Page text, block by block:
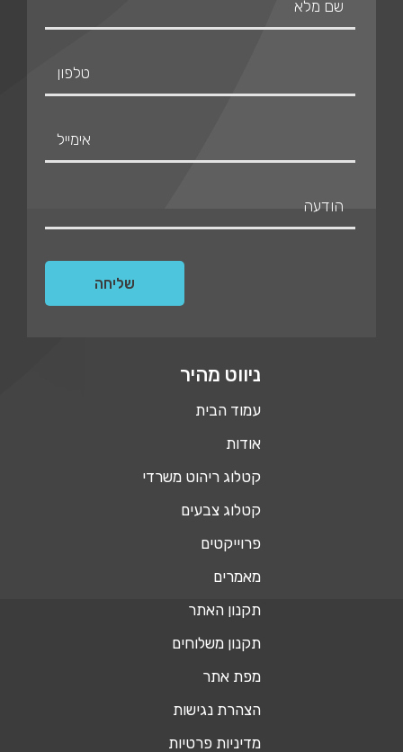
ניווט מהיר
עמוד הבית
אודות
קטלוג ריהוט משרדי
קטלוג צבעים
פרוייקטים
מאמרים
תקנון האתר
תקנון משלוחים
מפת אתר
הצהרת נגישות
מדיניות פרטיות